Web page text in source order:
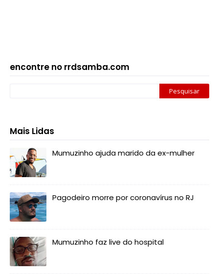
encontre no rrdsamba.com
Mais Lidas
Mumuzinho ajuda marido da ex-mulher
Pagodeiro morre por coronavírus no RJ
Mumuzinho faz live do hospital